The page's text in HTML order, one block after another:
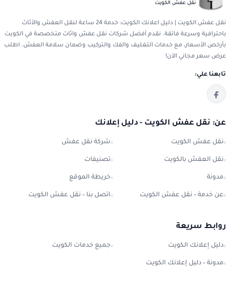
نقل عفش الكويت
نقل عفش الكويت | دليل اعلانك الكويت: خدمة 24 ساعة لنقل العفش والأثاث
باحترافية وسرعة فائقة. نقدم أفضل شركات نقل عفش واثاث متخصصة في الكويت
بأرخص الأسعار، مع خدمات التغليف والفك والتركيب وضمان سلامة العفش. اطلب
عرض سعر مجاني الآن!
تابعنا علي:
عن: نقل عفش الكويت - دليل إعلانك
نقل عفش الكويت شركة نقل عفش
نقل العفش بالكويت تصنيفات
مدونة خريطة الموقع
عن خدمة – نقل عفش الكويت اتصل بنا – نقل عفش الكويت
روابط سريعة
دليل إعلانك الكويت جميع خدمات الكويت
مدونة – دليل إعلانك الكويت